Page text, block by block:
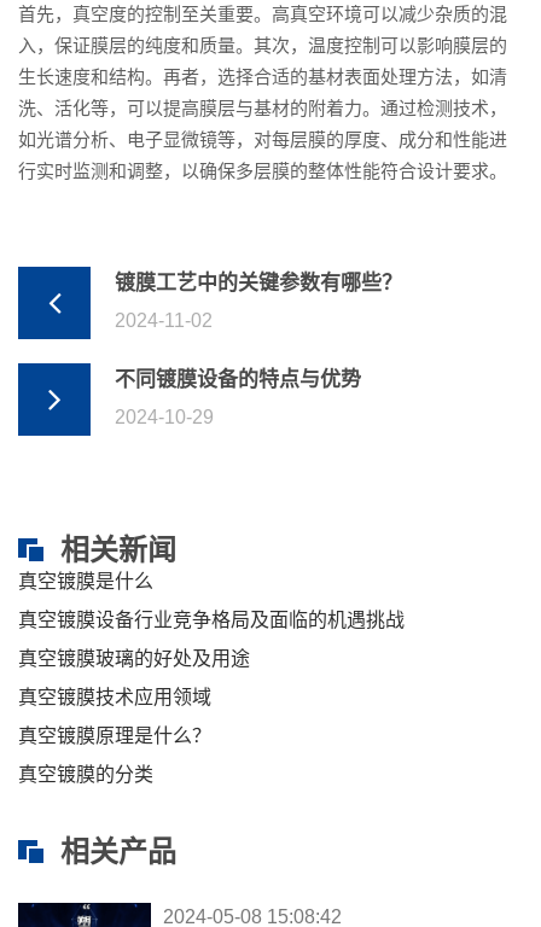
首先，真空度的控制至关重要。高真空环境可以减少杂质的混
入，保证膜层的纯度和质量。其次，温度控制可以影响膜层的
生长速度和结构。再者，选择合适的基材表面处理方法，如清
洗、活化等，可以提高膜层与基材的附着力。通过检测技术，
如光谱分析、电子显微镜等，对每层膜的厚度、成分和性能进
行实时监测和调整，以确保多层膜的整体性能符合设计要求。
镀膜工艺中的关键参数有哪些？
2024-11-02
不同镀膜设备的特点与优势
2024-10-29
相关新闻
真空镀膜是什么
真空镀膜设备行业竞争格局及面临的机遇挑战
真空镀膜玻璃的好处及用途
真空镀膜技术应用领域
真空镀膜原理是什么？
真空镀膜的分类
相关产品
2024-05-08 15:08:42